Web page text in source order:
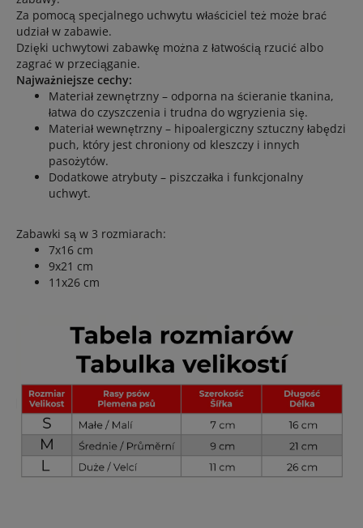
Za pomocą specjalnego uchwytu właściciel też może brać
udział w zabawie.
Dzięki uchwytowi zabawkę można z łatwością rzucić albo
zagrać w przeciąganie.
Najważniejsze cechy:
Materiał zewnętrzny – odporna na ścieranie tkanina,
łatwa do czyszczenia i trudna do wgryzienia się.
Materiał wewnętrzny – hipoalergiczny sztuczny łabędzi
puch, który jest chroniony od kleszczy i innych
pasożytów.
Dodatkowe atrybuty – piszczałka i funkcjonalny
uchwyt.
Zabawki są w 3 rozmiarach:
7х16 cm
9х21 cm
11х26 cm